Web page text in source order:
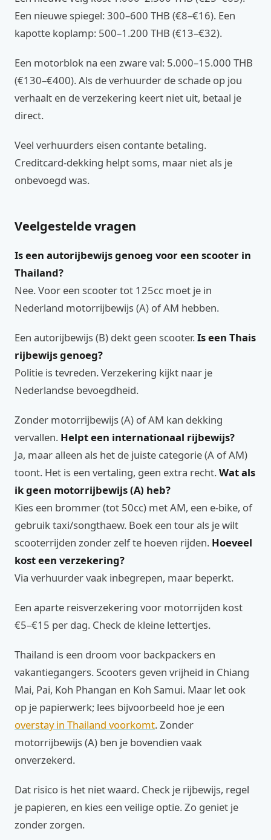
Een nieuwe spiegel: 300–600 THB (€8–€16). Een
kapotte koplamp: 500–1.200 THB (€13–€32).
Een motorblok na een zware val: 5.000–15.000 THB
(€130–€400). Als de verhuurder de schade op jou
verhaalt en de verzekering keert niet uit, betaal je
direct.
Veel verhuurders eisen contante betaling.
Creditcard-dekking helpt soms, maar niet als je
onbevoegd was.
Veelgestelde vragen
Is een autorijbewijs genoeg voor een scooter in
Thailand?
Nee. Voor een scooter tot 125cc moet je in
Nederland motorrijbewijs (A) of AM hebben.
Een autorijbewijs (B) dekt geen scooter.Is een Thais
rijbewijs genoeg?
Politie is tevreden. Verzekering kijkt naar je
Nederlandse bevoegdheid.
Zonder motorrijbewijs (A) of AM kan dekking
vervallen. Helpt een internationaal rijbewijs?
Ja, maar alleen als het de juiste categorie (A of AM)
toont. Het is een vertaling, geen extra recht.Wat als
ik geen motorrijbewijs (A) heb?
Kies een brommer (tot 50cc) met AM, een e-bike, of
gebruik taxi/songthaew. Boek een tour als je wilt
scooterrijden zonder zelf te hoeven rijden. Hoeveel
kost een verzekering?
Via verhuurder vaak inbegrepen, maar beperkt.
Een aparte reisverzekering voor motorrijden kost
€5–€15 per dag. Check de kleine lettertjes.
Thailand is een droom voor backpackers en
vakantiegangers. Scooters geven vrijheid in Chiang
Mai, Pai, Koh Phangan en Koh Samui. Maar let ook
op je papierwerk; lees bijvoorbeeld hoe je een
overstay in Thailand voorkomt. Zonder
motorrijbewijs (A) ben je bovendien vaak
onverzekerd.
Dat risico is het niet waard. Check je rijbewijs, regel
je papieren, en kies een veilige optie. Zo geniet je
zonder zorgen.